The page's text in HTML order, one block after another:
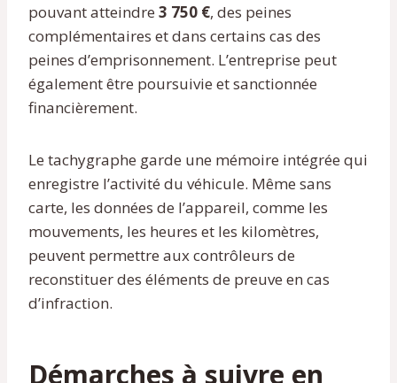
pouvant atteindre 3 750 €, des peines
complémentaires et dans certains cas des
peines d’emprisonnement. L’entreprise peut
également être poursuivie et sanctionnée
financièrement.
Le tachygraphe garde une mémoire intégrée qui
enregistre l’activité du véhicule. Même sans
carte, les données de l’appareil, comme les
mouvements, les heures et les kilomètres,
peuvent permettre aux contrôleurs de
reconstituer des éléments de preuve en cas
d’infraction.
Démarches à suivre en